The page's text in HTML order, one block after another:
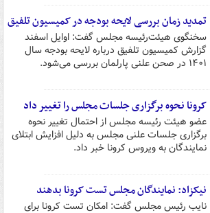
تمدید زمان بررسی لایحه بودجه در کمیسیون تلفیق
سخنگوی هیئت‌رئیسه مجلس گفت: اوایل اسفند
گزارش کمیسیون تلفیق درباره لایحه بودجه سال
۱۴۰۱ در صحن علنی پارلمان بررسی می‌شود.
کرونا نحوه برگزاری جلسات مجلس را تغییر داد
عضو هیئت رئیسه مجلس از احتمال تغییر نحوه
برگزاری جلسات علنی مجلس به دلیل افزایش ابتلای
نمایندگان به ویروس کرونا خبر داد.
نیکزاد: نمایندگان مجلس تست کرونا بدهند
نایب رئیس مجلس گفت: امکان تست کرونا برای